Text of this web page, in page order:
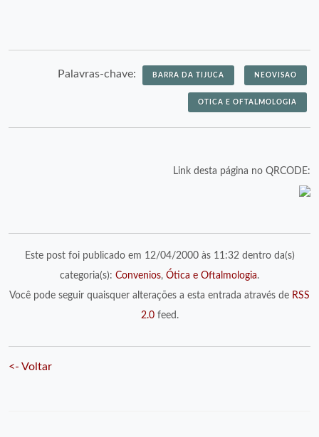
Palavras-chave: BARRA DA TIJUCA NEOVISAO
OTICA E OFTALMOLOGIA
Link desta página no QRCODE:
Este post foi publicado em 12/04/2000 às 11:32 dentro da(s)
categoria(s): Convenios, Ótica e Oftalmologia.
Você pode seguir quaisquer alterações a esta entrada através de RSS
2.0feed.
<- Voltar